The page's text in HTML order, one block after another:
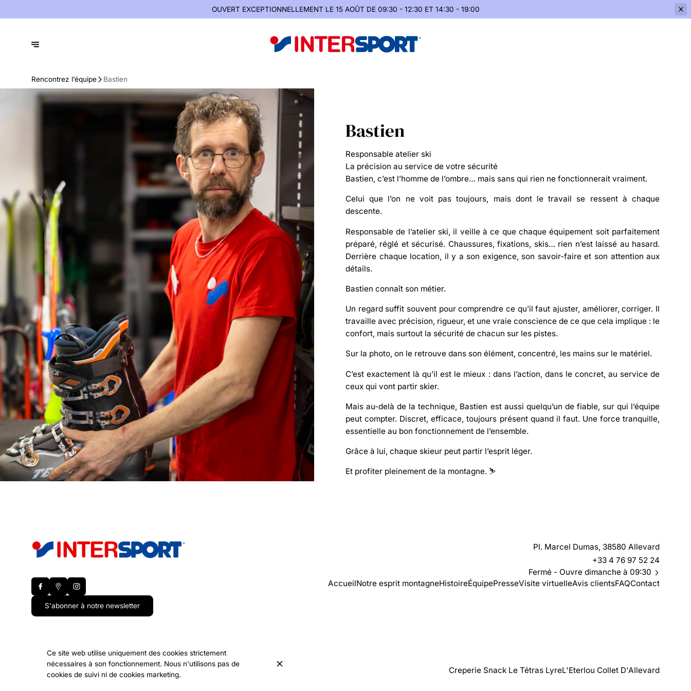
OUVERT EXCEPTIONNELLEMENTLE 15 AOÛT DE 09:30 - 12:30 ET 14:30 - 19:00
Rencontrez l’équipe Bastien
Bastien
Responsable atelier ski
La précision au service de votre sécurité
Bastien, c’est l’homme de l’ombre… mais sans qui rien ne fonctionnerait vraiment.
Celui que l’on ne voit pas toujours, mais dont le travail se ressent à chaque
descente.
Responsable de l’atelier ski, il veille à ce que chaque équipement soit parfaitement
préparé, réglé et sécurisé. Chaussures, fixations, skis… rien n’est laissé au hasard.
Derrière chaque location, il y a son exigence, son savoir-faire et son attention aux
détails.
Bastien connaît son métier.
Un regard suffit souvent pour comprendre ce qu’il faut ajuster, améliorer, corriger. Il
travaille avec précision, rigueur, et une vraie conscience de ce que cela implique : le
confort, mais surtout la sécurité de chacun sur les pistes.
Sur la photo, on le retrouve dans son élément, concentré, les mains sur le matériel.
C’est exactement là qu’il est le mieux : dans l’action, dans le concret, au service de
ceux qui vont partir skier.
Mais au-delà de la technique, Bastien est aussi quelqu’un de fiable, sur qui l’équipe
peut compter. Discret, efficace, toujours présent quand il faut. Une force tranquille,
essentielle au bon fonctionnement de l’ensemble.
Grâce à lui, chaque skieur peut partir l’esprit léger.
Et profiter pleinement de la montagne. ⛷️
Pl. Marcel Dumas, 38580 Allevard
+33 4 76 97 52 24
Fermé- Ouvre dimanche à 09:30
AccueilNotre esprit montagneHistoireÉquipePresseVisite virtuelleAvis clientsFAQContact
S'abonner à notre newsletter
Nos autres établissements Creperie Snack Le Tétras LyreL'Eterlou Collet D'Allevard
Ce site web utilise uniquement des cookies strictement
nécessaires à son fonctionnement. Nous n'utilisons pas de
cookies de suivi ni de cookies marketing.